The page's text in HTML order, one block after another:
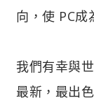
向，使 PC成
我們有幸與
最新，最出